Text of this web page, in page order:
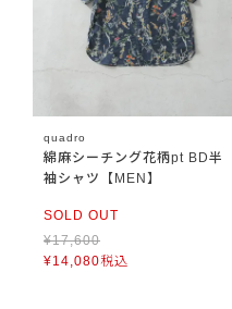
quadro
綿麻シーチング花柄pt BD半
袖シャツ【MEN】
SOLD OUT
¥17,600
¥14,080税込